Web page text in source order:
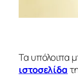
Τα υπόλοιπα
ιστοσελίδα